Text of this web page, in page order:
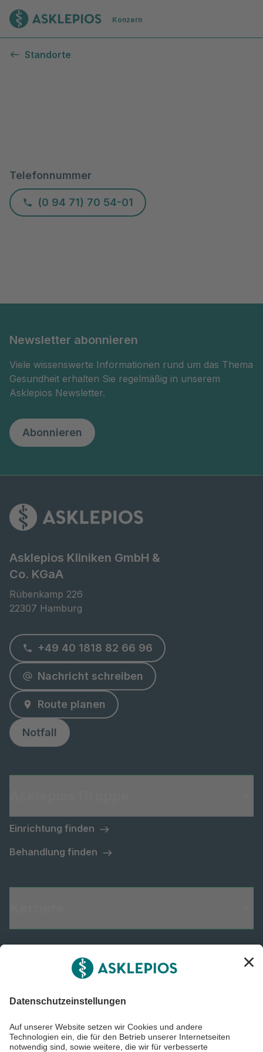
Zur Startseite
Konzern
Standorte
Telefonnummer
(0 94 71) 70 54-01
Newsletter abonnieren
Viele wissenswerte Informationen rund um das Thema
Gesundheit erhalten Sie regelmäßig in unserem
Asklepios Newsletter.
Abonnieren
Asklepios Kliniken GmbH &
Co. KGaA
Rübenkamp 226
22307 Hamburg
+49 40 1818 82 66 96
Nachricht schreiben
Route planen
Notfall
Einrichtung finden
Behandlung finden
Informiert bleiben